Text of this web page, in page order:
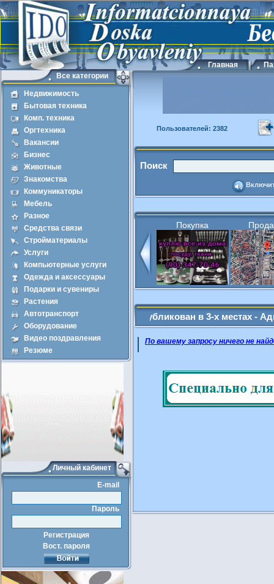
Главная
Пользователей: 2382
Поиск
Покупка
Продажа
Вами объявление будет опубликован в 3-х местах -
По вашему запросу ничего не
Все категории
Недвижимость
Бытовая техника
Комп. техника
Оргтехника
Вакансии
Бизнес
Животные
Знакомства
Коммуникаторы
Мебель
Разное
Средства связи
Стройматериалы
Услуги
Компьютерные услуги
Одежда и аксессуары
Подарки и сувениры
Растения
Автотранспорт
Оборудование
Видео поздравления
Резюме
Личный кабинет
E-mail
Пароль
Регистрация
Вост. пароля